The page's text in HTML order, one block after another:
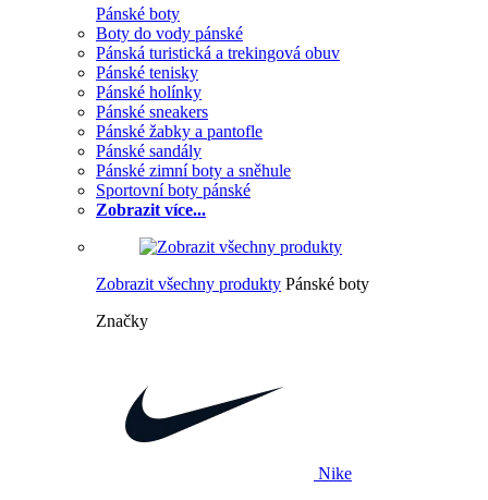
Pánské boty
Boty do vody pánské
Pánská turistická a trekingová obuv
Pánské tenisky
Pánské holínky
Pánské sneakers
Pánské žabky a pantofle
Pánské sandály
Pánské zimní boty a sněhule
Sportovní boty pánské
Zobrazit více...
Zobrazit všechny produkty Pánské boty
Značky
Nike